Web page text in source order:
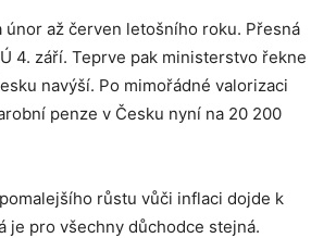
až červen letošního roku. Přesná
4. září. Teprve pak ministerstvo řekne
navýší. Po mimořádné valorizaci
penze v Česku nyní na 20 200
růstu vůči inflaci dojde k
je pro všechny důchodce stejná.